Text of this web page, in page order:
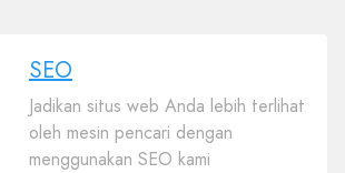
SEO
Jadikan situs web Anda lebih terlihat
oleh mesin pencari dengan
menggunakan SEO kami